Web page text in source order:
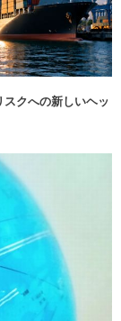
クへの新しいヘッ